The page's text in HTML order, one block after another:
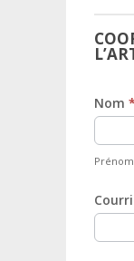
Nom *
Prénom